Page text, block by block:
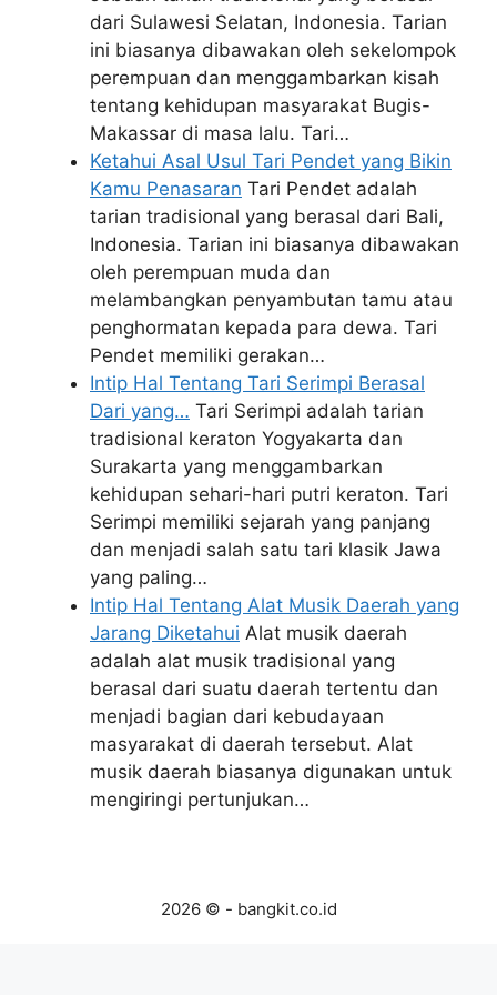
dari Sulawesi Selatan, Indonesia. Tarian
ini biasanya dibawakan oleh sekelompok
perempuan dan menggambarkan kisah
tentang kehidupan masyarakat Bugis-
Makassar di masa lalu. Tari…
Ketahui Asal Usul Tari Pendet yang Bikin
Kamu Penasaran Tari Pendet adalah
tarian tradisional yang berasal dari Bali,
Indonesia. Tarian ini biasanya dibawakan
oleh perempuan muda dan
melambangkan penyambutan tamu atau
penghormatan kepada para dewa. Tari
Pendet memiliki gerakan…
Intip Hal Tentang Tari Serimpi Berasal
Dari yang… Tari Serimpi adalah tarian
tradisional keraton Yogyakarta dan
Surakarta yang menggambarkan
kehidupan sehari-hari putri keraton. Tari
Serimpi memiliki sejarah yang panjang
dan menjadi salah satu tari klasik Jawa
yang paling…
Intip Hal Tentang Alat Musik Daerah yang
Jarang Diketahui Alat musik daerah
adalah alat musik tradisional yang
berasal dari suatu daerah tertentu dan
menjadi bagian dari kebudayaan
masyarakat di daerah tersebut. Alat
musik daerah biasanya digunakan untuk
mengiringi pertunjukan…
2026 © - bangkit.co.id